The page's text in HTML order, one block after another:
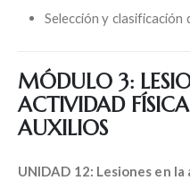
Selección y clasificación
MÓDULO 3:
ACTIVIDAD
AUXILIOS
UNIDAD 12: Lesiones en